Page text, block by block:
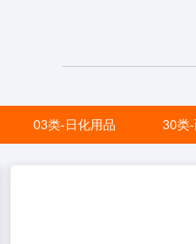
03类-日化用品 30类